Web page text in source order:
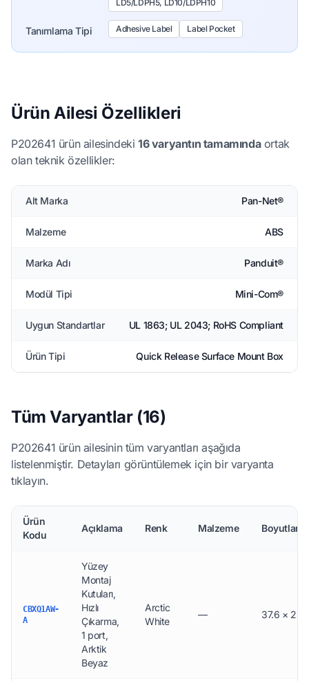
LD5/LDPH5, LD10/LDPH10
Tanımlama Tipi Adhesive Label Label Pocket
Ürün Ailesi Özellikleri
P202641 ürün ailesindeki 16 varyantın tamamındaortak
olan teknik özellikler:
Alt Marka Pan-Net®
Malzeme ABS
Marka Adı Panduit®
Modül Tipi Mini-Com®
Uygun Standartlar UL 1863; UL 2043; RoHS Compliant
Ürün Tipi Quick Release Surface Mount Box
Tüm Varyantlar (16)
P202641 ürün ailesinin tüm varyantları aşağıda
listelenmiştir. Detayları görüntülemek için bir varyanta
tıklayın.
Ürün
Kodu
Açıklama Renk Malzeme Boyutlar
CBXQ1AW-
A
Yüzey
Montaj
Kutuları,
Hızlı
Çıkarma,
1 port,
Arktik
Beyaz
Arctic
White
— 37.6 ×